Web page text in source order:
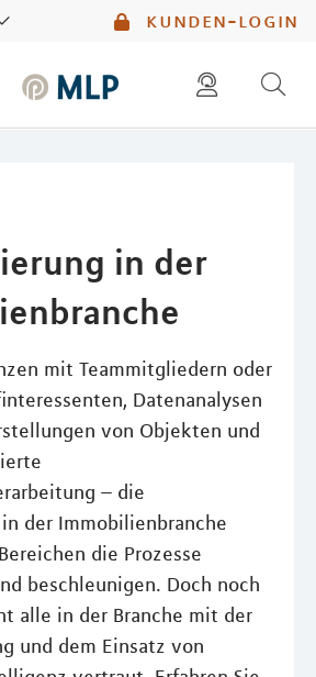
kunden-login
in der
mit Teammitgliedern oder
Datenanalysen
von Objekten und
– die
der Immobilienbranche
die Prozesse
beschleunigen. Doch noch
alle in der Branche mit der
und dem Einsatz von